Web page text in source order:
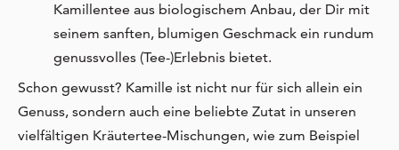
Kamillentee aus biologischem Anbau, der Dir mit
seinem sanften, blumigen Geschmack ein rundum
genussvolles (Tee-)Erlebnis bietet.
Schon gewusst? Kamille ist nicht nur für sich allein ein
Genuss, sondern auch eine beliebte Zutat in unseren
vielfältigen Kräutertee-Mischungen, wie zum Beispiel